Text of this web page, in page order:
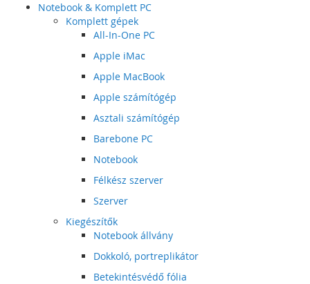
Notebook & Komplett PC
Komplett gépek
All-In-One PC
Apple iMac
Apple MacBook
Apple számítógép
Asztali számítógép
Barebone PC
Notebook
Félkész szerver
Szerver
Kiegészítők
Notebook állvány
Dokkoló, portreplikátor
Betekintésvédő fólia